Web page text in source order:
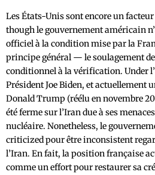
Les États-Unis sont encore un
though le gouvernement américain
officiel à la condition mise par la
principe général — le soulagement
conditionnel à la vérification. Under
Président Joe Biden, et actuellement
Donald Trump (réélu en novembre
été ferme sur l’Iran due à ses
nucléaire. Nonetheless, le
criticized pour être inconsistent
l’Iran. En fait, la position française
comme un effort pour restaurer sa